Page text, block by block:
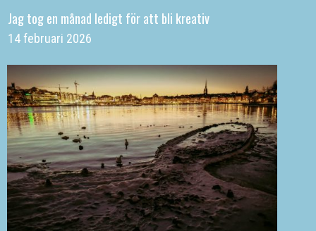
Jag tog en månad ledigt för att bli kreativ
14 februari 2026